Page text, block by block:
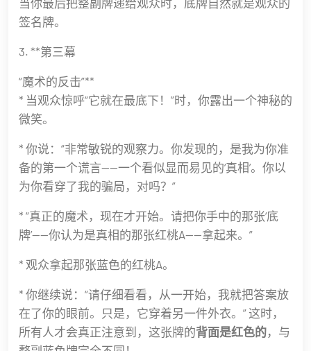
当你最后把整副牌递给观众时，底牌自然就是观众的
签名牌。
3. **第三幕
“魔术的反击”**
* 当观众惊呼“它就在最底下！”时，你露出一个神秘的
微笑。
* 你说：“非常敏锐的观察力。你发现的，是我为你准
备的第一个谎言——一个看似显而易见的‘真相’。你以
为你看穿了我的骗局，对吗？”
* “真正的魔术，现在才开始。请把你手中的那张‘底
牌’——你认为是真相的那张红桃A——拿起来。”
* 观众拿起那张蓝色的红桃A。
* 你继续说：“请仔细看看，从一开始，我就把答案放
在了你的眼前。只是，它穿着另一件外衣。” 这时，
所有人才会真正注意到，这张牌的背面是红色的，与